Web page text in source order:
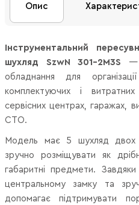
Опис
Інструментальний
шухляд SzwN 301-2M3S —
обладнання для
комплектуючих і
сервісних центрах, гаражах,
СТО.
Модель має 5 шухляд двох
зручно розміщувати як
габаритні предмети. Завдяки
центральному замку та
допомагає підтримувати